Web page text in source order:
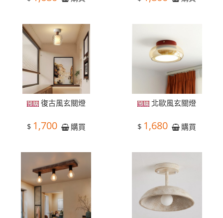
復古風玄關燈
$ 1,700 購買
北歐風玄關燈
$ 1,680 購買